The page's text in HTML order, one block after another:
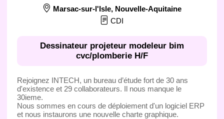
Marsac-sur-l'Isle, Nouvelle-Aquitaine
CDI
Dessinateur projeteur modeleur bim
cvc/plomberie H/F
Rejoignez INTECH, un bureau d’étude fort de 30 ans
d'existence et 29 collaborateurs. Il nous manque le
30ieme.
Nous sommes en cours de déploiement d'un logiciel ERP
et nous instaurons une nouvelle charte graphique.